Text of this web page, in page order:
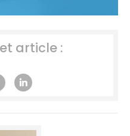
article :